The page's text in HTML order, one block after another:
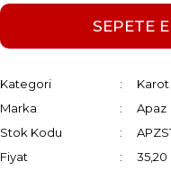
SEPETE
Kategori
Karot
Marka
Apaz
Stok Kodu
Fiyat
35,20